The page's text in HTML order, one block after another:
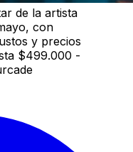
de la artista
con
y precios
$499.000 -